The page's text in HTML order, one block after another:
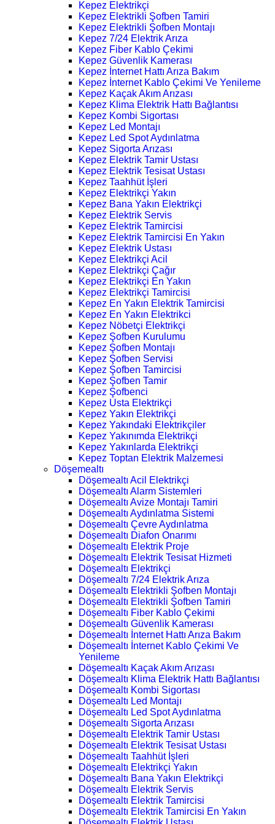
Kepez Elektrikçi
Kepez Elektrikli Şofben Tamiri
Kepez Elektrikli Şofben Montajı
Kepez 7/24 Elektrik Arıza
Kepez Fiber Kablo Çekimi
Kepez Güvenlik Kamerası
Kepez İnternet Hattı Arıza Bakım
Kepez İnternet Kablo Çekimi Ve Yenileme
Kepez Kaçak Akım Arızası
Kepez Klima Elektrik Hattı Bağlantısı
Kepez Kombi Sigortası
Kepez Led Montajı
Kepez Led Spot Aydınlatma
Kepez Sigorta Arızası
Kepez Elektrik Tamir Ustası
Kepez Elektrik Tesisat Ustası
Kepez Taahhüt İşleri
Kepez Elektrikçi Yakın
Kepez Bana Yakın Elektrikçi
Kepez Elektrik Servis
Kepez Elektrik Tamircisi
Kepez Elektrik Tamircisi En Yakın
Kepez Elektrik Ustası
Kepez Elektrikçi Acil
Kepez Elektrikçi Çağır
Kepez Elektrikçi En Yakın
Kepez Elektrikçi Tamircisi
Kepez En Yakın Elektrik Tamircisi
Kepez En Yakın Elektrikci
Kepez Nöbetçi Elektrikçi
Kepez Şofben Kurulumu
Kepez Şofben Montajı
Kepez Şofben Servisi
Kepez Şofben Tamircisi
Kepez Şofben Tamir
Kepez Şofbenci
Kepez Usta Elektrikçi
Kepez Yakın Elektrikçi
Kepez Yakındaki Elektrikçiler
Kepez Yakınımda Elektrikçi
Kepez Yakınlarda Elektrikçi
Kepez Toptan Elektrik Malzemesi
Döşemealtı
Döşemealtı Acil Elektrikçi
Döşemealtı Alarm Sistemleri
Döşemealtı Avize Montajı Tamiri
Döşemealtı Aydınlatma Sistemi
Döşemealtı Çevre Aydınlatma
Döşemealtı Diafon Onarımı
Döşemealtı Elektrik Proje
Döşemealtı Elektrik Tesisat Hizmeti
Döşemealtı Elektrikçi
Döşemealtı 7/24 Elektrik Arıza
Döşemealtı Elektrikli Şofben Montajı
Döşemealtı Elektrikli Şofben Tamiri
Döşemealtı Fiber Kablo Çekimi
Döşemealtı Güvenlik Kamerası
Döşemealtı İnternet Hattı Arıza Bakım
Döşemealtı İnternet Kablo Çekimi Ve
Yenileme
Döşemealtı Kaçak Akım Arızası
Döşemealtı Klima Elektrik Hattı Bağlantısı
Döşemealtı Kombi Sigortası
Döşemealtı Led Montajı
Döşemealtı Led Spot Aydınlatma
Döşemealtı Sigorta Arızası
Döşemealtı Elektrik Tamir Ustası
Döşemealtı Elektrik Tesisat Ustası
Döşemealtı Taahhüt İşleri
Döşemealtı Elektrikçi Yakın
Döşemealtı Bana Yakın Elektrikçi
Döşemealtı Elektrik Servis
Döşemealtı Elektrik Tamircisi
Döşemealtı Elektrik Tamircisi En Yakın